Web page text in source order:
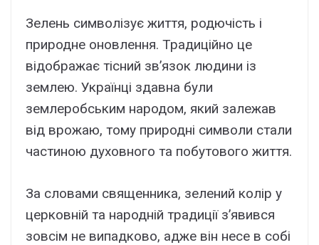
Зелень символізує життя, родючість і
природне оновлення. Традиційно це
відображає тісний зв’язок людини із
землею. Українці здавна були
землеробським народом, який залежав
від врожаю, тому природні символи стали
частиною духовного та побутового життя.
За словами священника, зелений колір у
церковній та народній традиції з’явився
зовсім не випадково, адже він несе в собі